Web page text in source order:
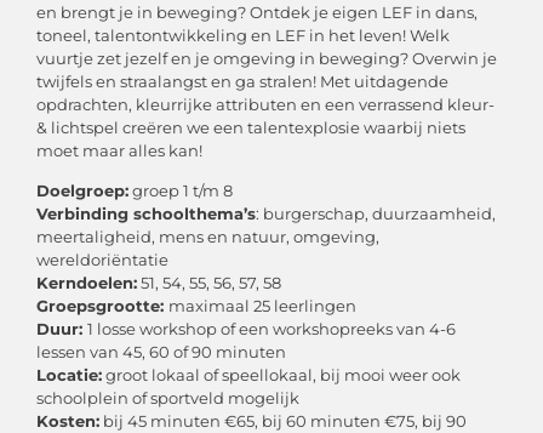
en brengt je in beweging? Ontdek je eigen LEF in dans,
toneel, talentontwikkeling en LEF in het leven! Welk
vuurtje zet jezelf en je omgeving in beweging? Overwin je
twijfels en straalangst en ga stralen! Met uitdagende
opdrachten, kleurrijke attributen en een verrassend kleur-
& lichtspel creëren we een talentexplosie waarbij niets
moet maar alles kan!
Doelgroep:groep 1 t/m 8
Verbinding schoolthema’s: burgerschap, duurzaamheid,
meertaligheid, mens en natuur, omgeving,
wereldoriëntatie
Kerndoelen:51, 54, 55, 56, 57, 58
Groepsgrootte: maximaal 25 leerlingen
Duur: 1 losse workshop of een workshopreeks van 4-6
lessen van 45, 60 of 90 minuten
Locatie:groot lokaal of speellokaal, bij mooi weer ook
schoolplein of sportveld mogelijk
Kosten: bij 45 minuten €65, bij 60 minuten €75, bij 90